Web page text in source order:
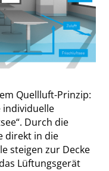
Quellluft-Prinzip:
individuelle
Durch die
direkt in die
steigen zur Decke
Lüftungsgerät